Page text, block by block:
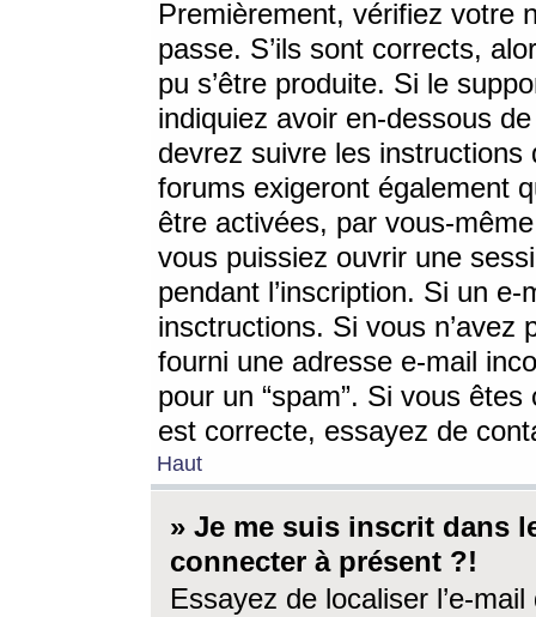
Premièrement, vérifiez votre
passe. S’ils sont corrects,
pu s’être produite. Si le
indiquiez avoir en-dessous
devrez suivre les
forums exigeront également
être activées, par vous-
vous puissiez ouvrir une
pendant l’inscription. Si un
insctructions. Si vous n’avez
fourni une adresse e-mail
pour un “spam”. Si vous
est correcte, essayez de
Haut
» Je me suis inscrit dans
connecter à présent ?!
Essayez de localiser l’e-